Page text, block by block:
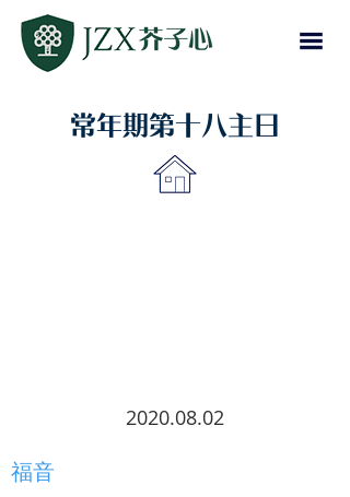
常年期第十八主日
2020.08.02
福音